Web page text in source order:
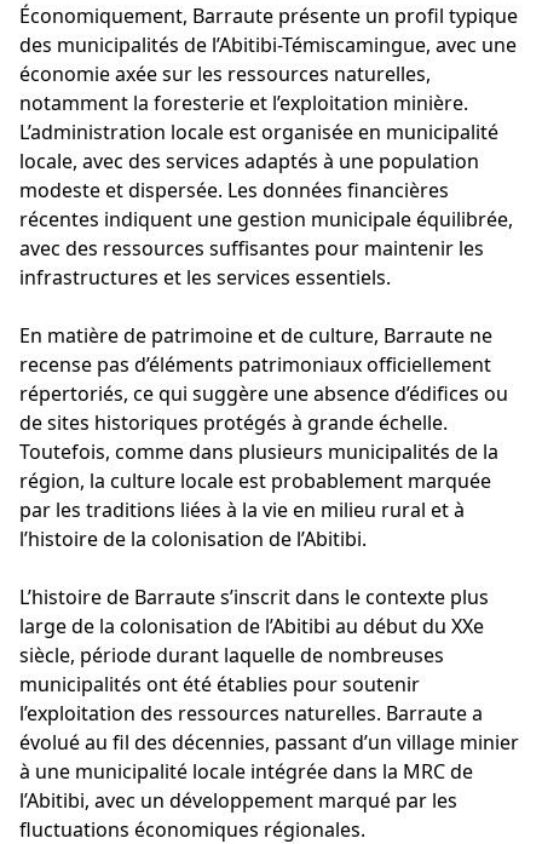
Économiquement, Barraute présente un profil typique
des municipalités de l’Abitibi-Témiscamingue, avec une
économie axée sur les ressources naturelles,
notamment la foresterie et l’exploitation minière.
L’administration locale est organisée en municipalité
locale, avec des services adaptés à une population
modeste et dispersée. Les données financières
récentes indiquent une gestion municipale équilibrée,
avec des ressources suffisantes pour maintenir les
infrastructures et les services essentiels.
En matière de patrimoine et de culture, Barraute ne
recense pas d’éléments patrimoniaux officiellement
répertoriés, ce qui suggère une absence d’édifices ou
de sites historiques protégés à grande échelle.
Toutefois, comme dans plusieurs municipalités de la
région, la culture locale est probablement marquée
par les traditions liées à la vie en milieu rural et à
l’histoire de la colonisation de l’Abitibi.
L’histoire de Barraute s’inscrit dans le contexte plus
large de la colonisation de l’Abitibi au début du XXe
siècle, période durant laquelle de nombreuses
municipalités ont été établies pour soutenir
l’exploitation des ressources naturelles. Barraute a
évolué au fil des décennies, passant d’un village minier
à une municipalité locale intégrée dans la MRC de
l’Abitibi, avec un développement marqué par les
fluctuations économiques régionales.